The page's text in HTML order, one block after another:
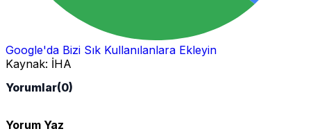
Google'da Bizi Sık Kullanılanlara Ekleyin
Kaynak: İHA
Yorumlar(0)
Yorum Yaz